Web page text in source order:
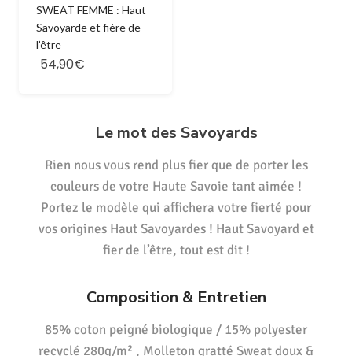
SWEAT FEMME : Haut
Savoyarde et fière de
l’être
54,90€
Le mot des Savoyards
Rien nous vous rend plus fier que de porter les
couleurs de votre Haute Savoie tant aimée !
Portez le modèle qui affichera votre fierté pour
vos origines Haut Savoyardes ! Haut Savoyard et
fier de l’être, tout est dit !
Composition & Entretien
85% coton peigné biologique / 15% polyester
recyclé 280g/m² , Molleton gratté Sweat doux &